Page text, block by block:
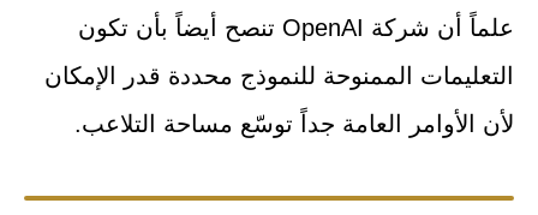
علماً أن شركة OpenAI تنصح أيضاً بأن تكون
التعليمات الممنوحة للنموذج محددة قدر الإمكان
لأن الأوامر العامة جداً توسّع مساحة التلاعب.